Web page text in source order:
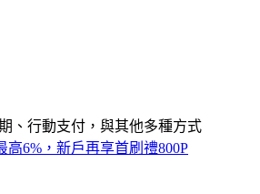
、行動支付，與其他多種方式
高6%，新戶再享首刷禮800P